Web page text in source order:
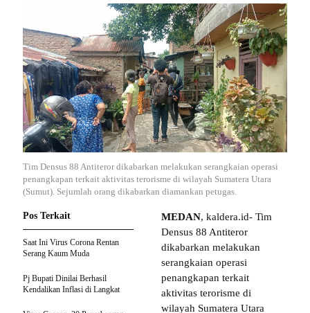
Tim Densus 88 Antiteror dikabarkan melakukan serangkaian operasi
penangkapan terkait aktivitas terorisme di wilayah Sumatera Utara
(Sumut). Sejumlah orang dikabarkan diamankan petugas.
MEDAN, kaldera.id- Tim
Densus 88 Antiteror
dikabarkan melakukan
serangkaian operasi
penangkapan terkait
aktivitas terorisme di
wilayah Sumatera Utara
Pos Terkait
Saat Ini Virus Corona Rentan
Serang Kaum Muda
Pj Bupati Dinilai Berhasil
Kendalikan Inflasi di Langkat